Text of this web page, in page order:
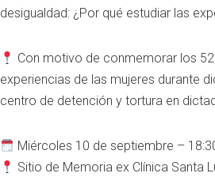
desigualdad: ¿Por qué estudiar las
Con motivo de conmemorar los
experiencias de las mujeres durante
centro de detención y tortura en
Miércoles 10 de septiembre –
Sitio de Memoria ex Clínica Santa